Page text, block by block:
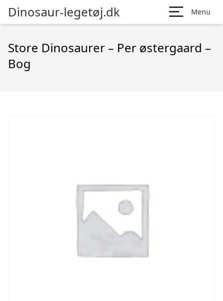
Dinosaur-legetøj.dk Menu
Store Dinosaurer – Per østergaard –
Bog